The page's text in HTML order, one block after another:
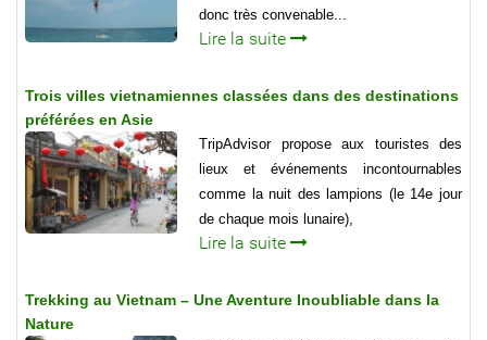
donc très convenable...
Lire la suite
Trois villes vietnamiennes classées dans des destinations
préférées en Asie
TripAdvisor propose aux touristes des
lieux et événements incontournables
comme la nuit des lampions (le 14e jour
de chaque mois lunaire),
Lire la suite
Trekking au Vietnam – Une Aventure Inoubliable dans la
Nature